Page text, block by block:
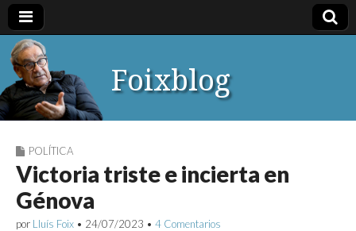
Foixblog
POLÍTICA
Victoria triste e incierta en
Génova
por Lluís Foix • 24/07/2023 • 4 Comentarios